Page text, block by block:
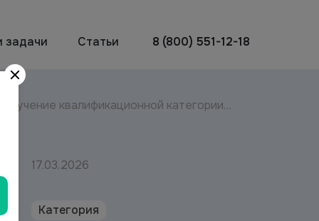
задачи Статьи 8 (800) 551-12-18
квалификационной категории
17.03.2026
Категория